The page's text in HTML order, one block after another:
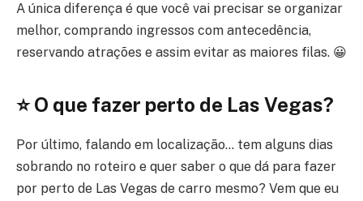
A única diferença é que você vai precisar se organizar
melhor, comprando ingressos com antecedência,
reservando atrações e assim evitar as maiores filas. 😀
⭐ ️O que fazer perto de Las Vegas?
Por último, falando em localização… tem alguns dias
sobrando no roteiro e quer saber o que dá para fazer
por perto de Las Vegas de carro mesmo? Vem que eu